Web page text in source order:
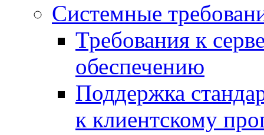
Системные
Требования к
обеспечению
Поддержка
к клиентскому